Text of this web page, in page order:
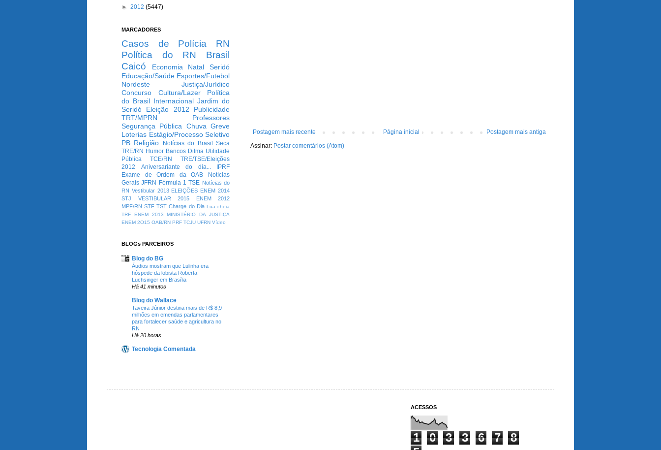
Postagem mais recente Postagem mais antiga
Página inicial
Assinar: Postar comentários (Atom)
► 2012 (5447)
MARCADORES
Casos de Polícia
RN
Política do RN
Brasil
Caicó
Economia Natal
Seridó
Educação/Saúde Esportes/Futebol
Nordeste
Justiça/Jurídico
Concurso
Cultura/Lazer
Política
do Brasil Internacional Jardim do
Seridó
Eleição 2012
Publicidade
TRT/MPRN
Professores
Segurança Pública Chuva Greve
Loterias Estágio/Processo Seletivo
PB Religião Notícias do Brasil
Seca
TRE/RN Humor Bancos Dilma Utilidade
Pública
TCE/RN
TRE/TSE/Eleições
2012
Aniversariante do dia...
IPRF
Exame de Ordem da OAB
Notícias
Gerais JFRN Fórmula 1 TSE Notícias do
RN Vestibular 2013 ELEIÇÕES ENEM 2014
STJ
VESTIBULAR 2015
ENEM 2012
MPF/RN STF TST Charge do Dia Lua cheia
TRF
ENEM 2013
MINISTÉRIO DA JUSTIÇA
ENEM 2O15 OAB/RN PRF TCJU UFRN Vídeo
BLOGs PARCEIROS
Blog do BG
Áudios mostram que Lulinha era
hóspede da lobista Roberta
Luchsinger em Brasília
Há 41 minutos
Blog do Wallace
Taveira Júnior destina mais de R$ 8,9
milhões em emendas parlamentares
para fortalecer saúde e agricultura no
RN
Há 20 horas
Tecnologia Comentada
ACESSOS
1 0 3 3 6 7
8